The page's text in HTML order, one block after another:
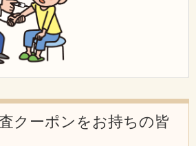
クーポンをお持ちの皆